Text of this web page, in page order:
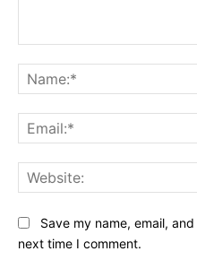
Save my name, email,
next time I comment.